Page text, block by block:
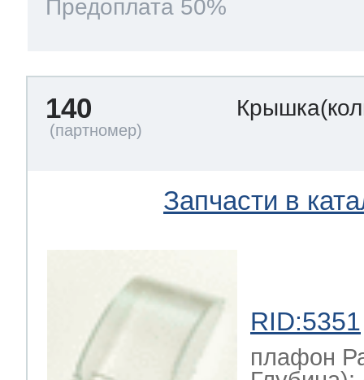
Предоплата 50%
140
Запчасти в
RID:5351
плафон